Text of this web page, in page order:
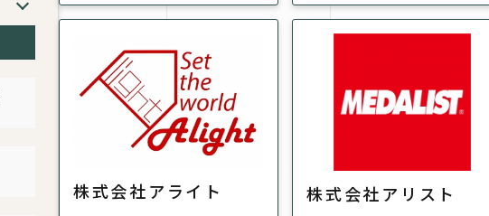
株式会社アライト 株式会社アリスト